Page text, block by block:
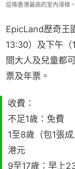
這條香港最高的室內滑梯
EpicLand歷奇王
13:30）及下午
間大人及兒童都
票及年票。
收費：
不足1歲：免費
1至8歲（包1張
港元
9至17歲：早上